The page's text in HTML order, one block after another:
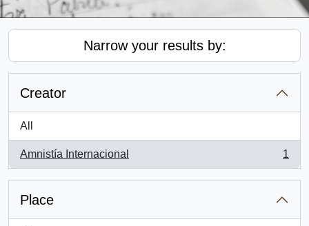
Narrow your results by:
Creator
All
Amnistía Internacional
, 1 results
1
Place